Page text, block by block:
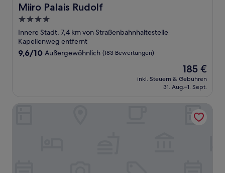
Miiro Palais Rudolf
Miiro Palais Rudolf
4.0-
Sterne-
Unterkunft
Innere Stadt, 7,4 km von Straßenbahnhaltestelle
Kapellenweg entfernt
9.6
9,6/10 Außergewöhnlich (183 Bewertungen)
Der
Preis
beträgt
185 €
inkl. Steuern & Gebühren
31. Aug.–1. Sept.